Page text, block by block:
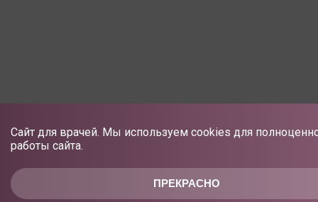
ПРЕКРАСНО
Сайт для врачей. Мы используем cookies для
работы сайта.